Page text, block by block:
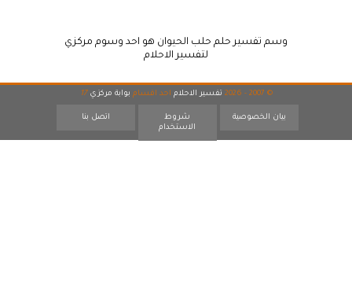
وسم تفسير حلم حلب الحيوان هو احد وسوم مركزي
لتفسير الاحلام
© 2007 - 2026 تفسير الاحلام احد اقسام بوابة مركزي 17
بيان الخصوصية
شروط
الاستخدام
اتصل بنا